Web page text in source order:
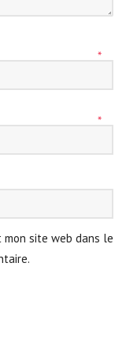
*
*
mon site web dans le